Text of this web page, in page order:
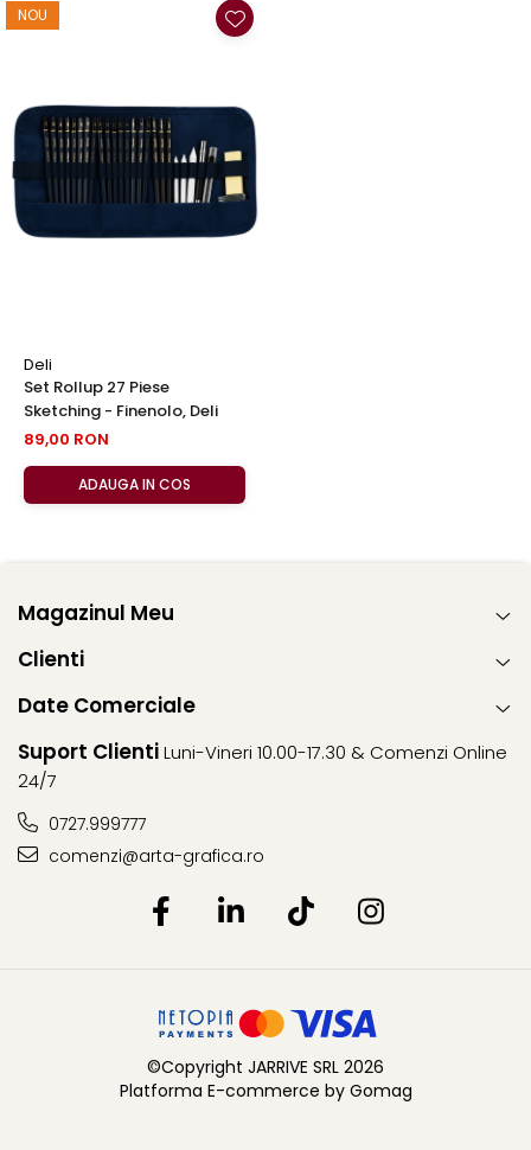
NOU
Deli
Set Rollup 27 Piese
Sketching - Finenolo, Deli
89,00 RON
ADAUGA IN COS
Magazinul Meu
Clienti
Date Comerciale
Suport ClientiLuni-Vineri 10.00-17.30 & Comenzi Online
24/7
0727.999777
comenzi@arta-grafica.ro
©Copyright JARRIVE SRL 2026
Platforma E-commerce by Gomag